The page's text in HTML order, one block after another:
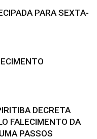
PARA SEXTA-
DECRETA
FALECIMENTO DA
PASSOS